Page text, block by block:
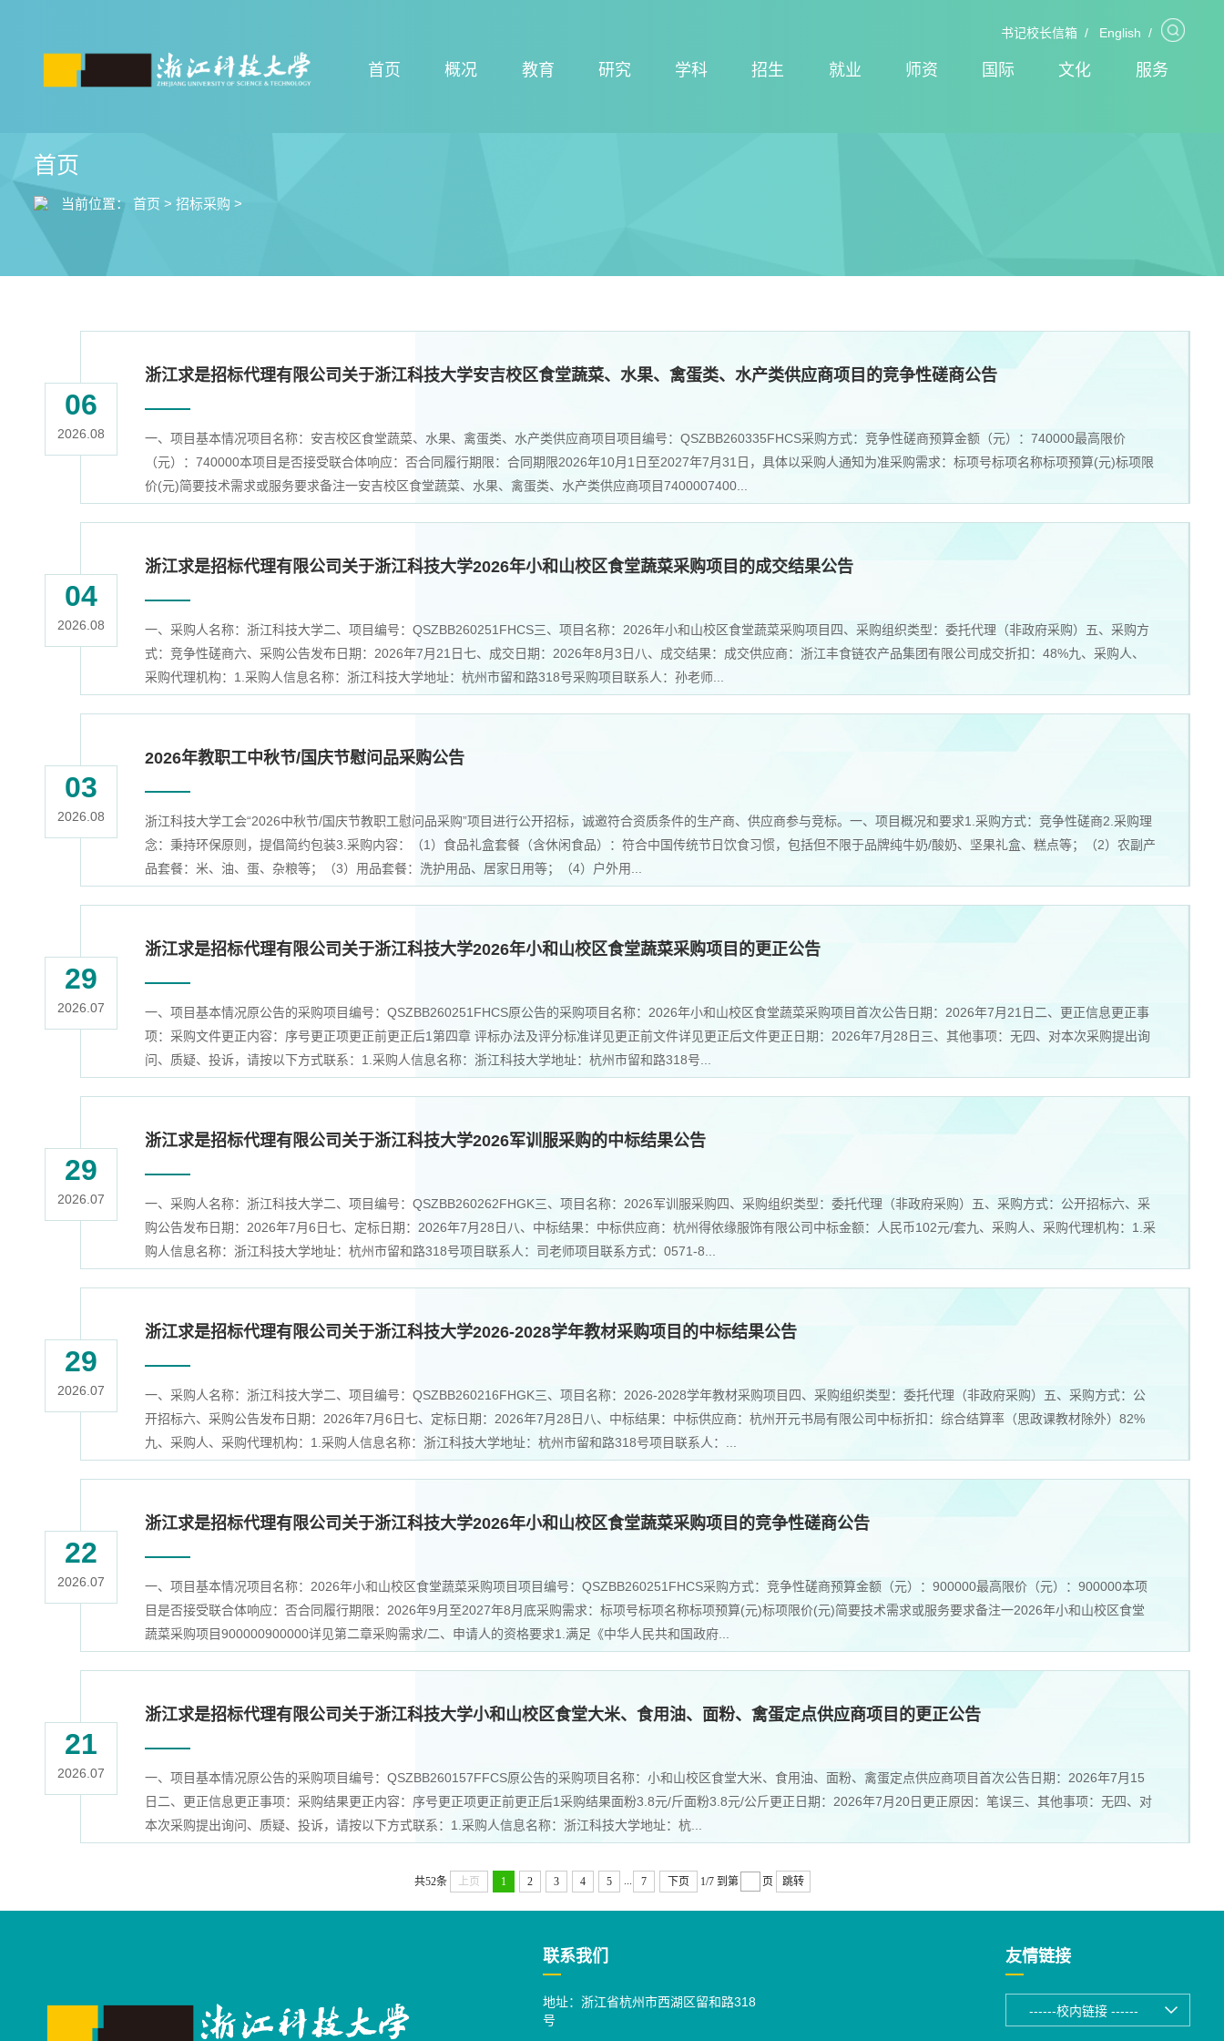
书记校长信箱 / English /
首页 概况 教育 研究 学科 招生 就业 师资 国际 文化 服务
首页
当前位置： 首页 > 招标采购 >
浙江求是招标代理有限公司关于浙江科技大学安吉校区食堂蔬菜、水果、禽蛋类、水产类供应商项目的竞争性磋商公告
一、项目基本情况项目名称：安吉校区食堂蔬菜、水果、禽蛋类、水产类供应商项目项目编号：QSZBB260335FHCS采购方式：竞争性磋商预算金额（元）：740000最高限价
（元）：740000本项目是否接受联合体响应：否合同履行期限：合同期限2026年10月1日至2027年7月31日，具体以采购人通知为准采购需求：标项号标项名称标项预算(元)标项限
价(元)简要技术需求或服务要求备注一安吉校区食堂蔬菜、水果、禽蛋类、水产类供应商项目7400007400...
06
2026.08
浙江求是招标代理有限公司关于浙江科技大学2026年小和山校区食堂蔬菜采购项目的成交结果公告
一、采购人名称：浙江科技大学二、项目编号：QSZBB260251FHCS三、项目名称：2026年小和山校区食堂蔬菜采购项目四、采购组织类型：委托代理（非政府采购）五、采购方
式：竞争性磋商六、采购公告发布日期：2026年7月21日七、成交日期：2026年8月3日八、成交结果：成交供应商：浙江丰食链农产品集团有限公司成交折扣：48%九、采购人、
采购代理机构：1.采购人信息名称：浙江科技大学地址：杭州市留和路318号采购项目联系人：孙老师...
04
2026.08
2026年教职工中秋节/国庆节慰问品采购公告
浙江科技大学工会“2026中秋节/国庆节教职工慰问品采购”项目进行公开招标，诚邀符合资质条件的生产商、供应商参与竞标。一、项目概况和要求1.采购方式：竞争性磋商2.采购理
念：秉持环保原则，提倡简约包装3.采购内容：（1）食品礼盒套餐（含休闲食品）：符合中国传统节日饮食习惯，包括但不限于品牌纯牛奶/酸奶、坚果礼盒、糕点等；（2）农副产
品套餐：米、油、蛋、杂粮等；（3）用品套餐：洗护用品、居家日用等；（4）户外用...
03
2026.08
浙江求是招标代理有限公司关于浙江科技大学2026年小和山校区食堂蔬菜采购项目的更正公告
一、项目基本情况原公告的采购项目编号：QSZBB260251FHCS原公告的采购项目名称：2026年小和山校区食堂蔬菜采购项目首次公告日期：2026年7月21日二、更正信息更正事
项：采购文件更正内容：序号更正项更正前更正后1第四章 评标办法及评分标准详见更正前文件详见更正后文件更正日期：2026年7月28日三、其他事项：无四、对本次采购提出询
问、质疑、投诉，请按以下方式联系：1.采购人信息名称：浙江科技大学地址：杭州市留和路318号...
29
2026.07
浙江求是招标代理有限公司关于浙江科技大学2026军训服采购的中标结果公告
一、采购人名称：浙江科技大学二、项目编号：QSZBB260262FHGK三、项目名称：2026军训服采购四、采购组织类型：委托代理（非政府采购）五、采购方式：公开招标六、采
购公告发布日期：2026年7月6日七、定标日期：2026年7月28日八、中标结果：中标供应商：杭州得依缘服饰有限公司中标金额：人民币102元/套九、采购人、采购代理机构：1.采
购人信息名称：浙江科技大学地址：杭州市留和路318号项目联系人：司老师项目联系方式：0571-8...
29
2026.07
浙江求是招标代理有限公司关于浙江科技大学2026-2028学年教材采购项目的中标结果公告
一、采购人名称：浙江科技大学二、项目编号：QSZBB260216FHGK三、项目名称：2026-2028学年教材采购项目四、采购组织类型：委托代理（非政府采购）五、采购方式：公
开招标六、采购公告发布日期：2026年7月6日七、定标日期：2026年7月28日八、中标结果：中标供应商：杭州开元书局有限公司中标折扣：综合结算率（思政课教材除外）82%
九、采购人、采购代理机构：1.采购人信息名称：浙江科技大学地址：杭州市留和路318号项目联系人：...
29
2026.07
浙江求是招标代理有限公司关于浙江科技大学2026年小和山校区食堂蔬菜采购项目的竞争性磋商公告
一、项目基本情况项目名称：2026年小和山校区食堂蔬菜采购项目项目编号：QSZBB260251FHCS采购方式：竞争性磋商预算金额（元）：900000最高限价（元）：900000本项
目是否接受联合体响应：否合同履行期限：2026年9月至2027年8月底采购需求：标项号标项名称标项预算(元)标项限价(元)简要技术需求或服务要求备注一2026年小和山校区食堂
蔬菜采购项目900000900000详见第二章采购需求/二、申请人的资格要求1.满足《中华人民共和国政府...
22
2026.07
浙江求是招标代理有限公司关于浙江科技大学小和山校区食堂大米、食用油、面粉、禽蛋定点供应商项目的更正公告
一、项目基本情况原公告的采购项目编号：QSZBB260157FFCS原公告的采购项目名称：小和山校区食堂大米、食用油、面粉、禽蛋定点供应商项目首次公告日期：2026年7月15
日二、更正信息更正事项：采购结果更正内容：序号更正项更正前更正后1采购结果面粉3.8元/斤面粉3.8元/公斤更正日期：2026年7月20日更正原因：笔误三、其他事项：无四、对
本次采购提出询问、质疑、投诉，请按以下方式联系：1.采购人信息名称：浙江科技大学地址：杭...
21
2026.07
共52条 上页 1 2 3 4 5 7 下页 1/7 到第 页 跳转
联系我们
地址：浙江省杭州市西湖区留和路318
号
友情链接